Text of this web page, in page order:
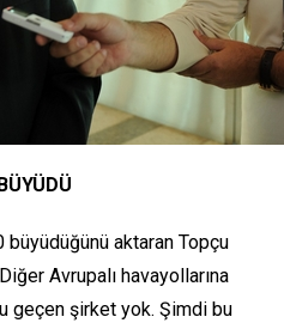
aktaran Topçu
Avrupalı havayollarına
geçen şirket yok. Şimdi bu